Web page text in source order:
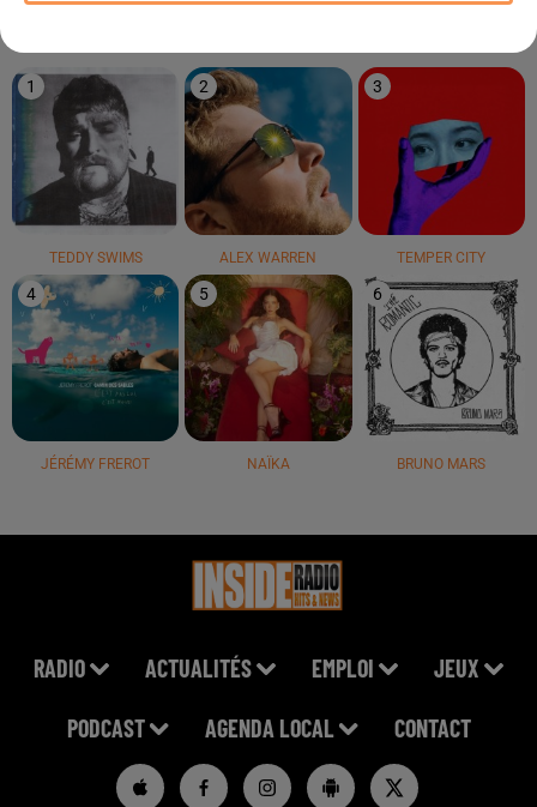
LE TOP
1
TEDDY SWIMS
2
ALEX WARREN
3
TEMPER CITY
4
JÉRÉMY FREROT
5
NAÏKA
6
BRUNO MARS
RADIO ACTUALITÉS EMPLOI JEUX
PODCAST AGENDA LOCAL CONTACT